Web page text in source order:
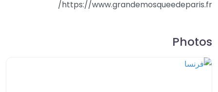
https://www.grandemosqueedeparis.fr/
Photos